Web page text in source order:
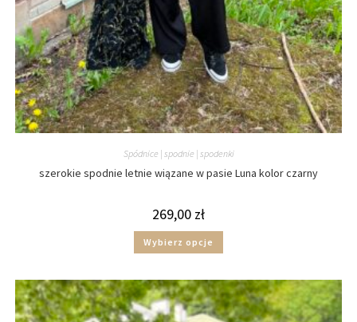
Spódnice | spodnie | spodenki
szerokie spodnie letnie wiązane w pasie Luna kolor czarny
269,00 zł
Wybierz opcje